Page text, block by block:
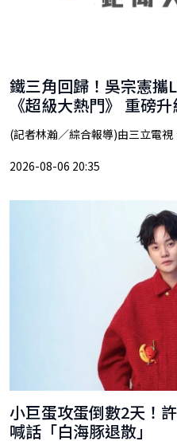
鐵三角回歸！吳宗憲
《超級大熱門》 重磅升
(記者林瀚／綜合報導)由三立電
2026-08-06 20:35
小巨蛋攻蛋倒數2天！
喊話「白海豚退散」